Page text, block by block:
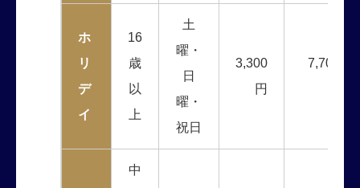
ホ
リ
デ
イ
16
歳
以
上
土
曜・
日
曜・
祝日
3,300
円
7,700
中